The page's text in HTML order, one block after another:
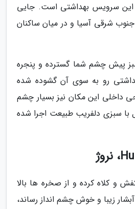
این سرویس بهداشتی است. جایی
شرقی آسیا و در میان ساکنان
پیش چشم شما گسترده و پنجره
رو به سوی آن گشوده شده
این مکان نیز بسیار چشم
با سبزی دلفریب طبیعت اجرا شده
و کلاه کرده و از صخره ها بالا
زیبا و خوش چشم انداز رساند،